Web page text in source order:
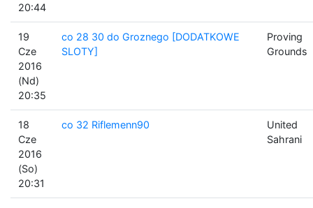
20:44
19
Cze
2016
(Nd)
20:35
co 28 30 do Groznego [DODATKOWE
SLOTY]
Proving
Grounds
18
Cze
2016
(So)
20:31
co 32 Riflemenn90
United
Sahrani